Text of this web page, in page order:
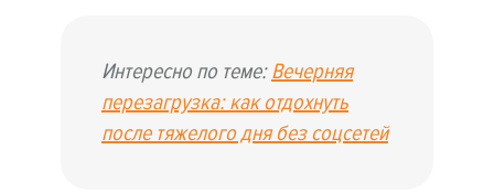
Интересно по теме: Вечерняя
перезагрузка: как отдохнуть
после тяжелого дня без соцсетей